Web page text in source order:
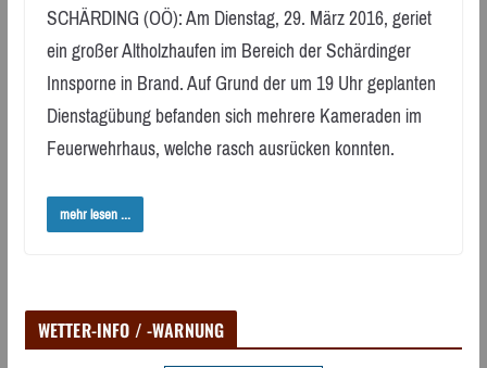
SCHÄRDING (OÖ): Am Dienstag, 29. März 2016, geriet
ein großer Altholzhaufen im Bereich der Schärdinger
Innsporne in Brand. Auf Grund der um 19 Uhr geplanten
Dienstagübung befanden sich mehrere Kameraden im
Feuerwehrhaus, welche rasch ausrücken konnten.
mehr lesen ...
WETTER-INFO / -WARNUNG